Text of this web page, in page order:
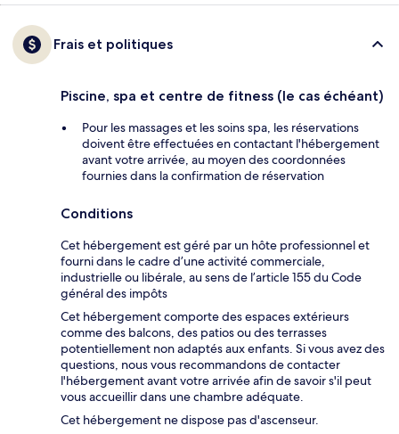
Frais et politiques
Piscine, spa et centre de fitness (le cas échéant)
Pour les massages et les soins spa, les réservations
doivent être effectuées en contactant l'hébergement
avant votre arrivée, au moyen des coordonnées
fournies dans la confirmation de réservation
Conditions
Cet hébergement est géré par un hôte professionnel et
fourni dans le cadre d’une activité commerciale,
industrielle ou libérale, au sens de l’article 155 du Code
général des impôts
Cet hébergement comporte des espaces extérieurs
comme des balcons, des patios ou des terrasses
potentiellement non adaptés aux enfants. Si vous avez des
questions, nous vous recommandons de contacter
l'hébergement avant votre arrivée afin de savoir s'il peut
vous accueillir dans une chambre adéquate.
Cet hébergement ne dispose pas d'ascenseur.